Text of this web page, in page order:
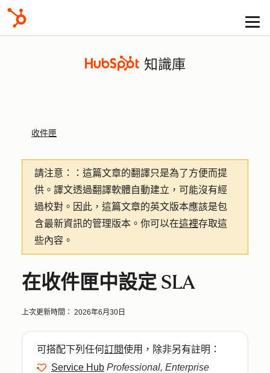
知識庫
收件匣
請注意：
：這篇文章的翻譯只是為了方便而提
供。譯文透過翻譯軟體自動建立，可能沒有經
過校對。因此，這篇文章的英文版本應該是包
含最新資訊的管理版本。你可以在這裡存取這
些內容。
在收件匣中設定 SLA
上次更新時間： 2026年6月30日
可搭配下列任何訂閱使用，除非另有註明：
Service Hub Professional, Enterprise